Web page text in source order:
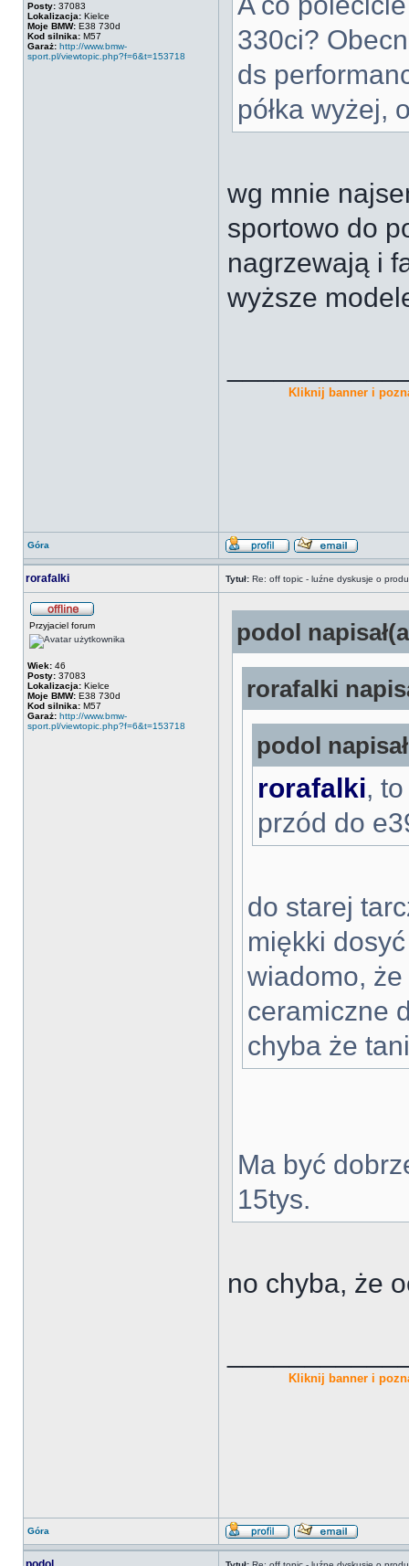
Posty: 37083
Lokalizacja: Kielce
Moje BMW: E38 730d
Kod silnika: M57
Garaż: http://www.bmw-
sport.pl/viewtopic.php?f=6&t=153718
330ci?
ds
półka wyżej,
wg mnie
sportowo do
nagrzewają i
wyższe
Kliknij banner i
Góra
rorafalki Tytuł: Re: off topic - luźne dyskusje o
Przyjaciel forum
Wiek: 46
Posty: 37083
Lokalizacja: Kielce
Moje BMW: E38 730d
Kod silnika: M57
Garaż: http://www.bmw-
sport.pl/viewtopic.php?f=6&t=153718
podol
rorafalki
podol
rorafalki,
przód do
do starej
miękki
wiadomo, że
ceramiczne
chyba że
Ma być
15tys.
no chyba, że
Kliknij banner i
Góra